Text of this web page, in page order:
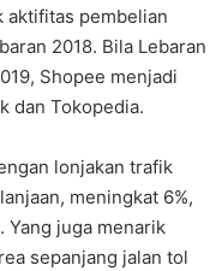
aktifitas pembelian
2018. Bila Lebaran
Shopee menjadi
dan Tokopedia.
lonjakan trafik
meningkat 6%,
Yang juga menarik
sepanjang jalan tol